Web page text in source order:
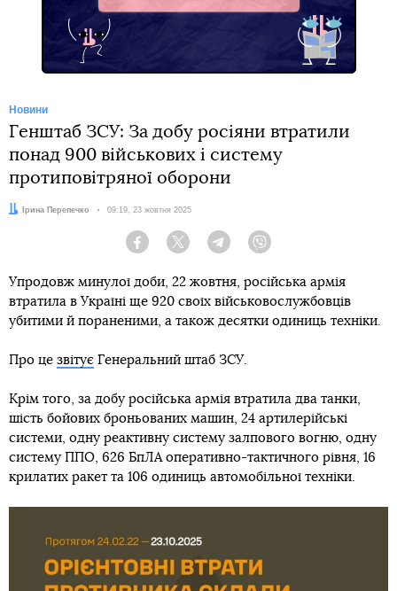
Новини
Генштаб ЗСУ: За добу росіяни втратили
понад 900 військових і систему
протиповітряної оборони
Автор:Ірина Перепечко Дата:
09:19, 23 жовтня 2025
Facebook Twitter Telegram
Упродовж минулої доби, 22 жовтня, російська армія
втратила в Україні ще 920 своїх військовослужбовців
убитими й пораненими, а також десятки одиниць техніки.
Про це звітує Генеральний штаб ЗСУ.
Крім того, за добу російська армія втратила два танки,
шість бойових броньованих машин, 24 артилерійські
системи, одну реактивну систему залпового вогню, одну
систему ППО, 626 БпЛА оперативно-тактичного рівня, 16
крилатих ракет та 106 одиниць автомобільної техніки.